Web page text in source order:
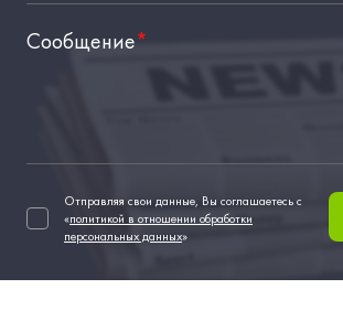
Сообщение*
Отправляя свои данные, Вы соглашаетесь с
«политикой в отношении обработки
персональных данных»